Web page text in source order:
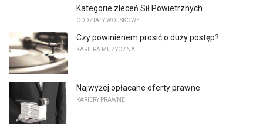
Kategorie zleceń Sił Powietrznych
ODDZIAŁY WOJSKOWE
Czy powinienem prosić o duży postęp?
KARIERA MUZYCZNA
Najwyżej opłacane oferty prawne
KARIERY PRAWNE